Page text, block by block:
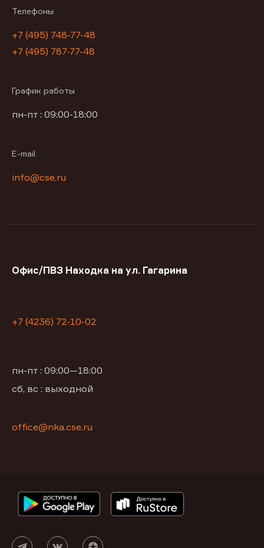
Телефоны
+7 (495) 748-77-48
+7 (495) 787-77-48
График работы
пн-пт : 09:00-18:00
E-mail
info@cse.ru
Офис/ПВЗ Находка на ул. Гагарина
+7 (4236) 72-10-02
пн-пт : 09:00—18:00
сб, вс : выходной
office@nka.cse.ru